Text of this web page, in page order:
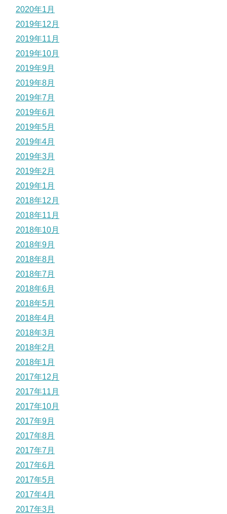
2020年1月
2019年12月
2019年11月
2019年10月
2019年9月
2019年8月
2019年7月
2019年6月
2019年5月
2019年4月
2019年3月
2019年2月
2019年1月
2018年12月
2018年11月
2018年10月
2018年9月
2018年8月
2018年7月
2018年6月
2018年5月
2018年4月
2018年3月
2018年2月
2018年1月
2017年12月
2017年11月
2017年10月
2017年9月
2017年8月
2017年7月
2017年6月
2017年5月
2017年4月
2017年3月